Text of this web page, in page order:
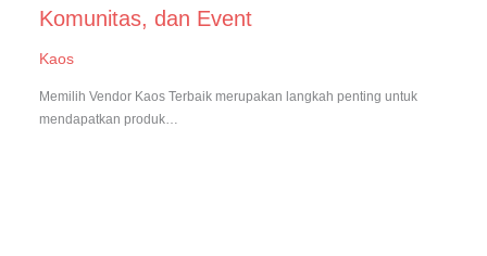
Komunitas, dan Event
Kaos
Memilih Vendor Kaos Terbaik merupakan langkah penting untuk
mendapatkan produk…